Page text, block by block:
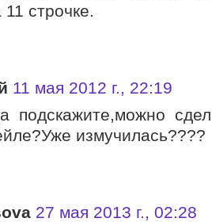
строчке.
11 мая 2012 г., 22:19
подскажите,можно
измучилась????
27 мая 2013 г., 02:28